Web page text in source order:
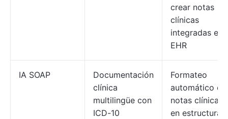
crear notas
clínicas
integradas en
EHR
IA SOAP
Documentación
clínica
multilingüe con
ICD-10
Formateo
automático de
notas clínicas
en estructura